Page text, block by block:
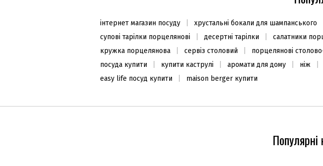
інтернет магазин посуду хрустальні бокали для шампанського
супові тарілки порцелянові
десертні тарілки салатники
кружка порцелянова
сервіз столовий порцелянові
посуда купити
купити каструлі аромати для дому ніж
easy life посуд купити
maison berger купити
Популярні